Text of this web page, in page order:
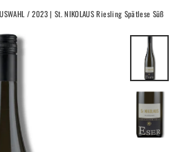
/2023 | St. NIKOLAUS Riesling Spätlese Süß